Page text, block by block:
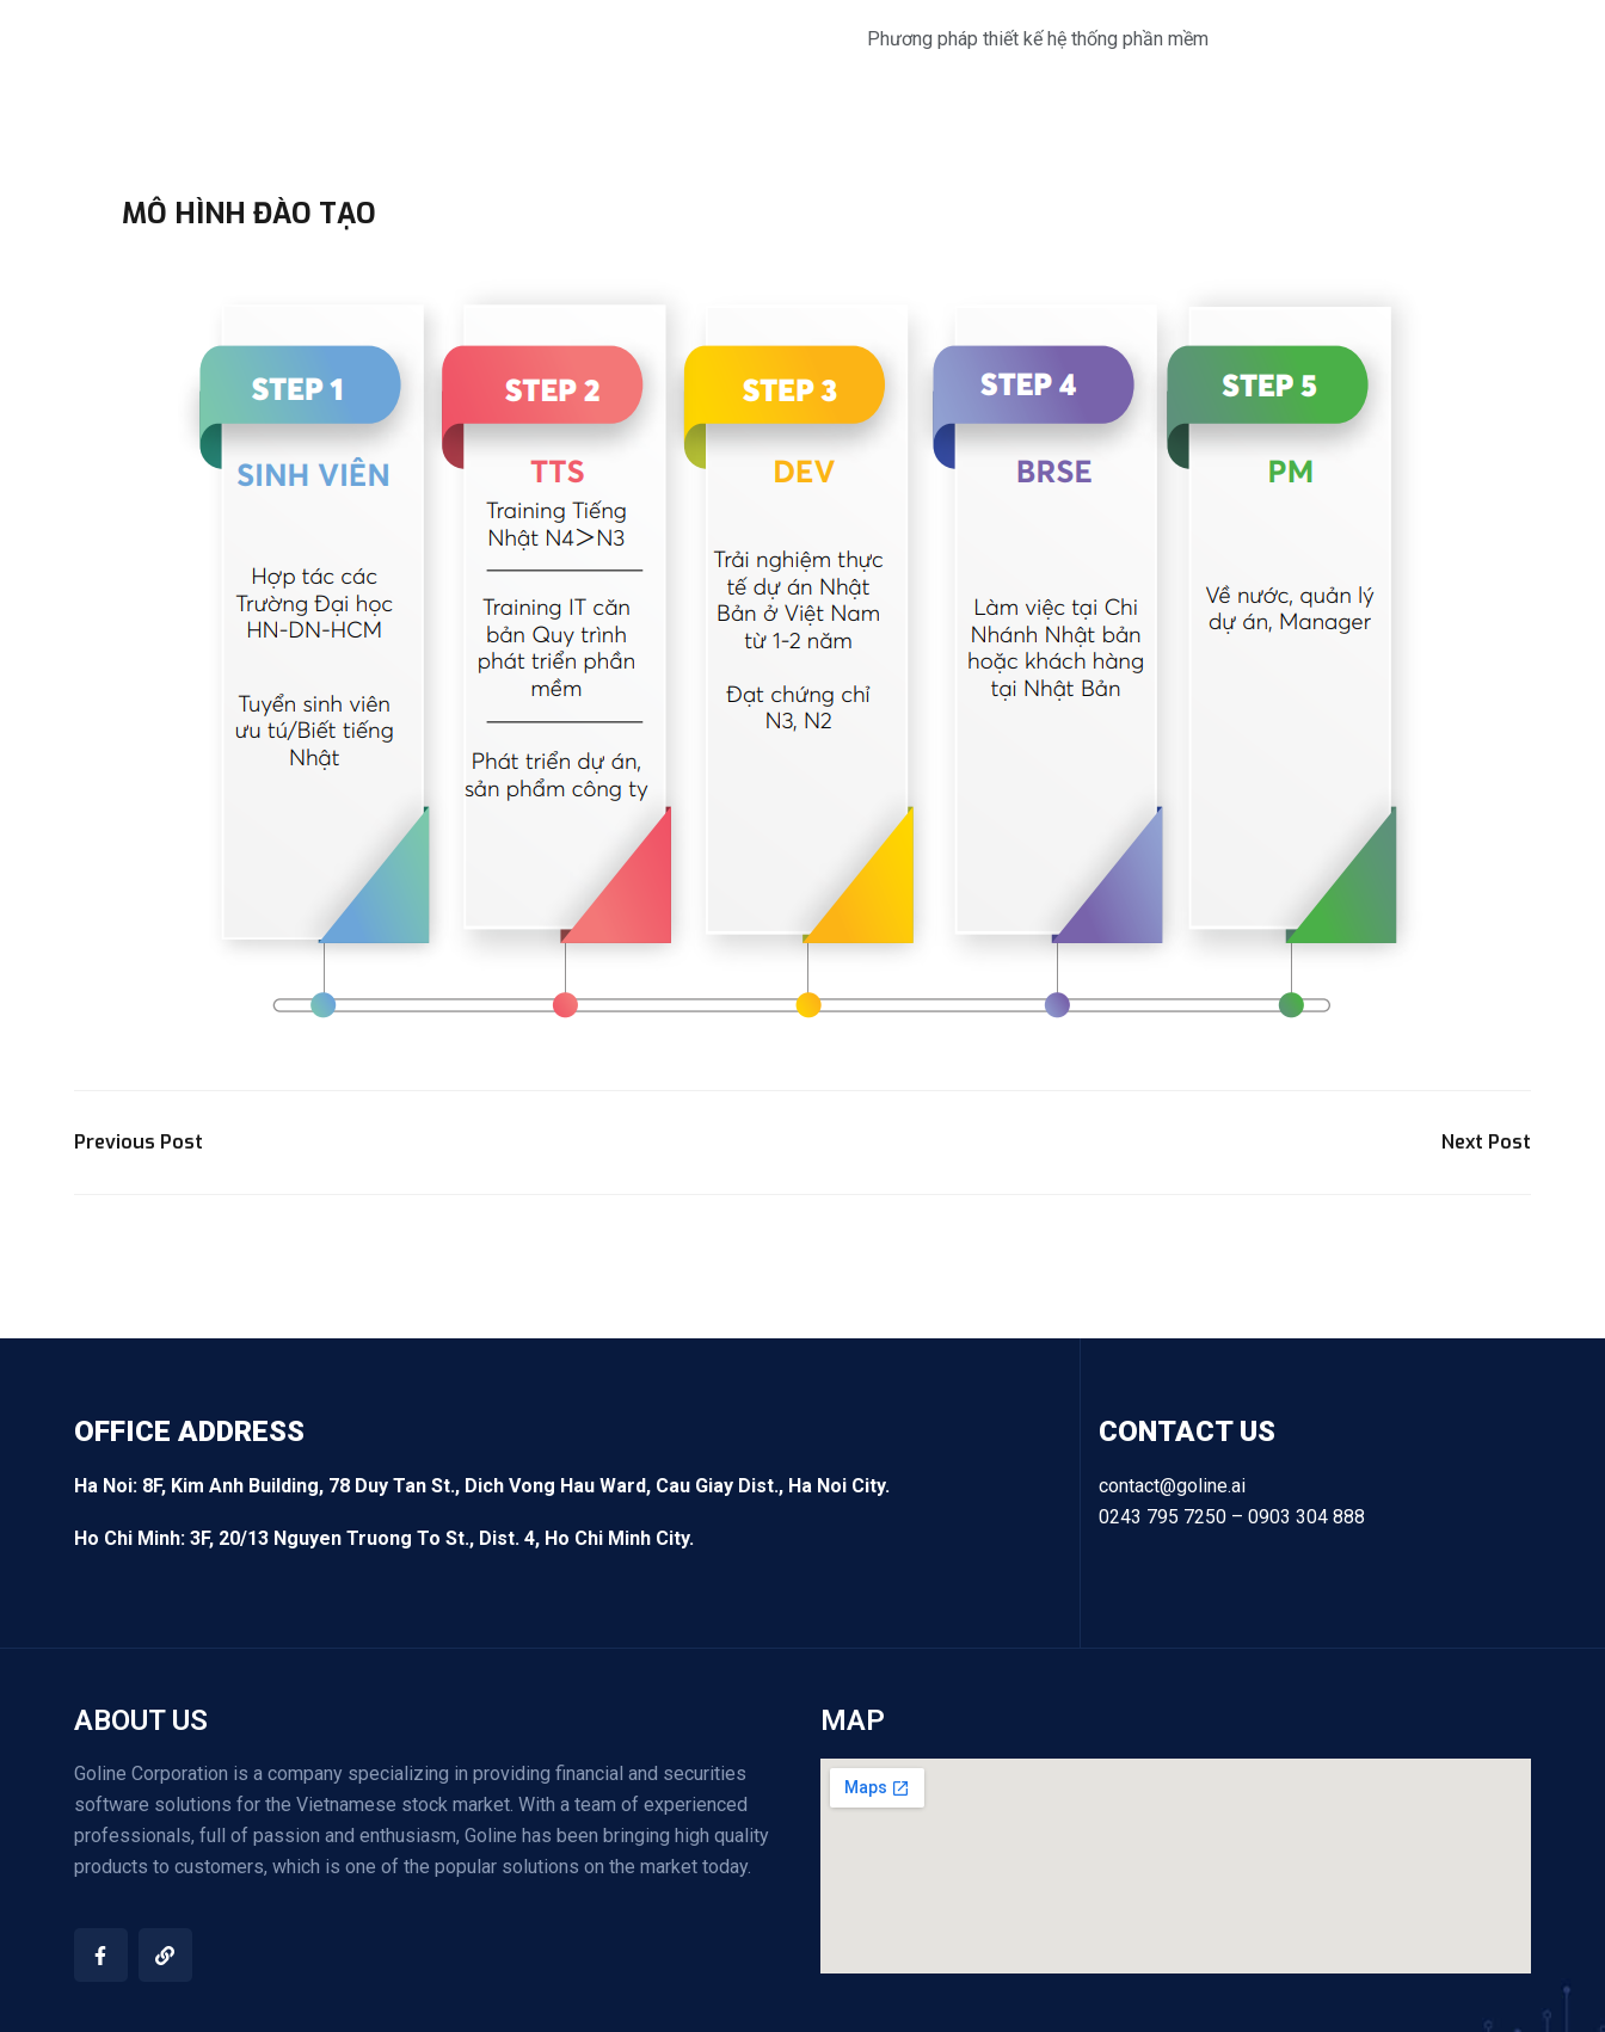
Phương pháp thiết kế hệ thống phần mềm
MÔ HÌNH ĐÀO TẠO
Previous Post Next Post
OFFICE ADDRESS
Ha Noi: 8F, Kim Anh Building, 78 Duy Tan St., Dich Vong Hau Ward, Cau Giay Dist., Ha Noi City.
Ho Chi Minh: 3F, 20/13 Nguyen Truong To St., Dist. 4, Ho Chi Minh City.
CONTACT US
contact@goline.ai
0243 795 7250 – 0903 304 888
ABOUT US
Goline Corporation is a company specializing in providing financial and securities
software solutions for the Vietnamese stock market. With a team of experienced
professionals, full of passion and enthusiasm, Goline has been bringing high quality
products to customers, which is one of the popular solutions on the market today.
MAP